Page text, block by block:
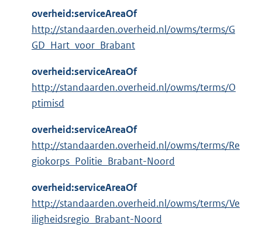
overheid:serviceAreaOf
http://standaarden.overheid.nl/owms/terms/G
GD_Hart_voor_Brabant
overheid:serviceAreaOf
http://standaarden.overheid.nl/owms/terms/O
ptimisd
overheid:serviceAreaOf
http://standaarden.overheid.nl/owms/terms/Re
giokorps_Politie_Brabant-Noord
overheid:serviceAreaOf
http://standaarden.overheid.nl/owms/terms/Ve
iligheidsregio_Brabant-Noord